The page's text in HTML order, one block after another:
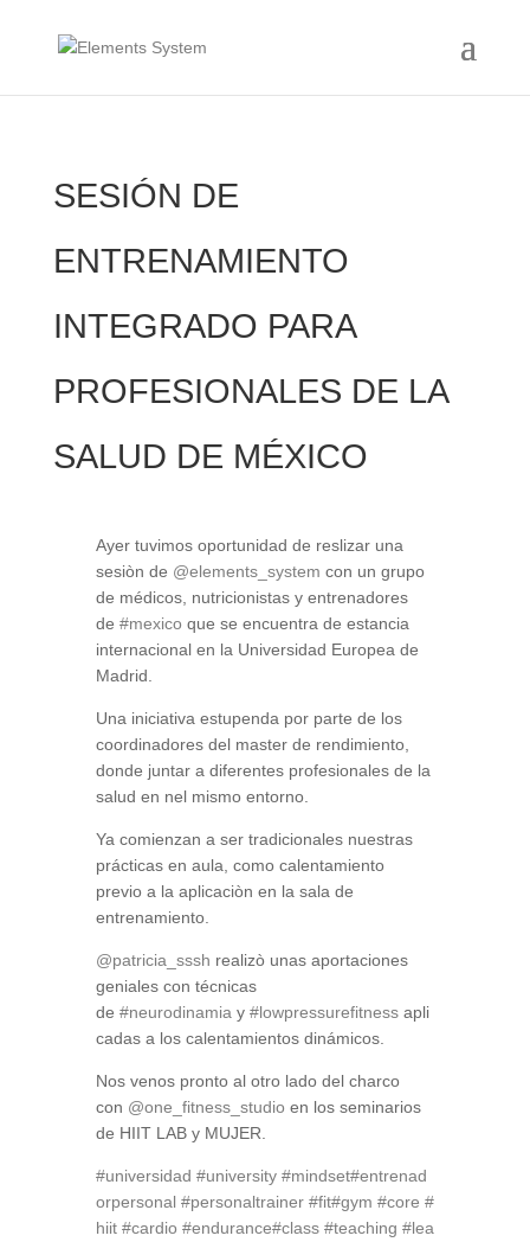
SESIÓN DE
ENTRENAMIENTO
INTEGRADO PARA
PROFESIONALES DE LA
SALUD DE MÉXICO
Ayer tuvimos oportunidad de reslizar una
sesiòn de @elements_system con un grupo
de médicos, nutricionistas y entrenadores
de #mexico que se encuentra de estancia
internacional en la Universidad Europea de
Madrid.
Una iniciativa estupenda por parte de los
coordinadores del master de rendimiento,
donde juntar a diferentes profesionales de la
salud en nel mismo entorno.
Ya comienzan a ser tradicionales nuestras
prácticas en aula, como calentamiento
previo a la aplicaciòn en la sala de
entrenamiento.
@patricia_sssh realizò unas aportaciones
geniales con técnicas
de #neurodinamia y #lowpressurefitnessapli
cadas a los calentamientos dinámicos.
Nos venos pronto al otro lado del charco
con @one_fitness_studio en los seminarios
de HIIT LAB y MUJER.
#universidad #university #mindset#entrenad
orpersonal #personaltrainer #fit#gym #core #
hiit #cardio #endurance#class #teaching #lea